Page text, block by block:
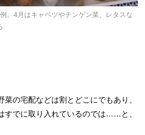
。4月はキャベツやチンゲン菜、レタスな
菜の宅配などは割とどこにでもあり、
すでに取り入れているのでは……と、